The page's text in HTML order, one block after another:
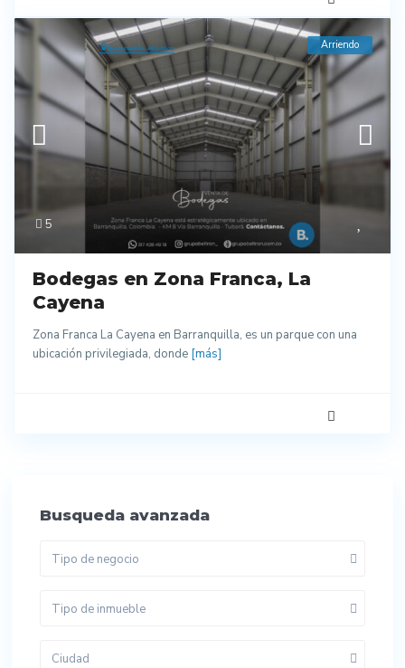
5
Arriendo
Bodegas en Zona Franca, La
Cayena
Zona Franca La Cayena en Barranquilla, es un parque con una
ubicación privilegiada, donde [más]
Busqueda avanzada
Tipo de negocio
Tipo de inmueble
Ciudad